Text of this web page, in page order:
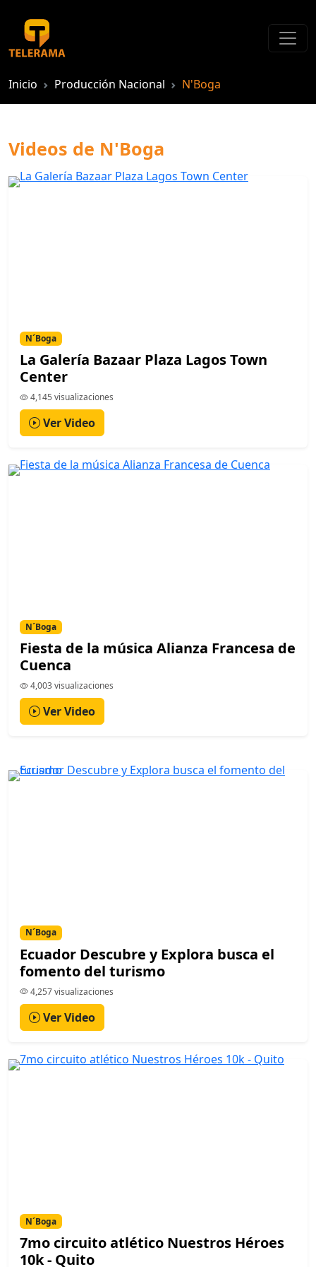
Inicio Producción Nacional N'Boga
Videos de N'Boga
N´Boga
La Galería Bazaar Plaza Lagos Town
Center
4,145 visualizaciones
Ver Video
N´Boga
Fiesta de la música Alianza Francesa de
Cuenca
4,003 visualizaciones
Ver Video
N´Boga
Ecuador Descubre y Explora busca el
fomento del turismo
4,257 visualizaciones
Ver Video
N´Boga
7mo circuito atlético Nuestros Héroes
10k - Quito